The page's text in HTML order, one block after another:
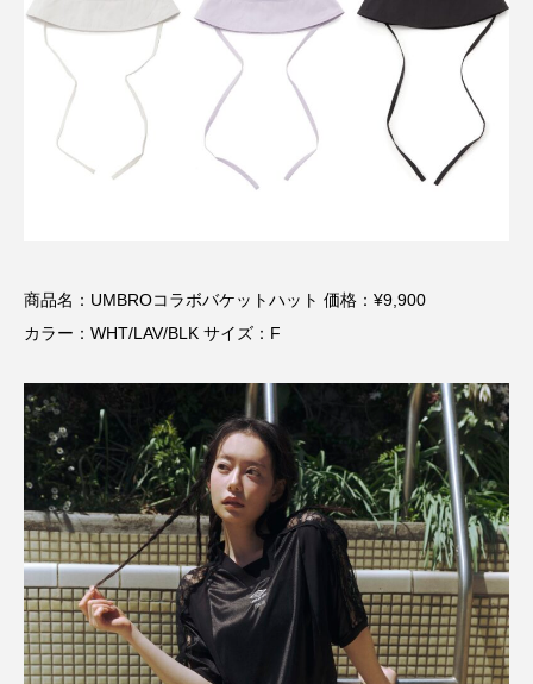
商品名：UMBROコラボバケットハット 価格：¥9,900
カラー：WHT/LAV/BLK サイズ：F